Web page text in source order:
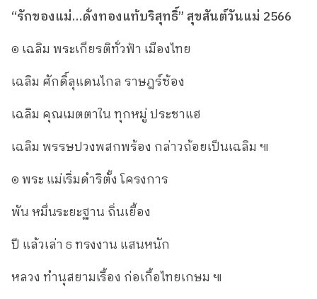
“รักของแม่…ดั่งทองแท้บริสุทธิ์” สุขสันต์วันแม่ 2566
๏ เฉลิม พระเกียรติทั่วฟ้า เมืองไทย
เฉลิม ศักดิ์ลุแดนไกล ราษฎร์ซ้อง
เฉลิม คุณเมตตาใน ทุกหมู่ ประชาแฮ
เฉลิม พรรษปวงพสกพร้อง กล่าวถ้อยเป็นเฉลิม ๚
๏ พระ แม่เริ่มดำริตั้ง โครงการ
พัน หมื่นระยะฐาน ถิ่นเยื้อง
ปี แล้วเล่า ธ ทรงงาน แสนหนัก
หลวง ทำนุสยามเรื้อง ก่อเกื้อไทยเกษม ๚